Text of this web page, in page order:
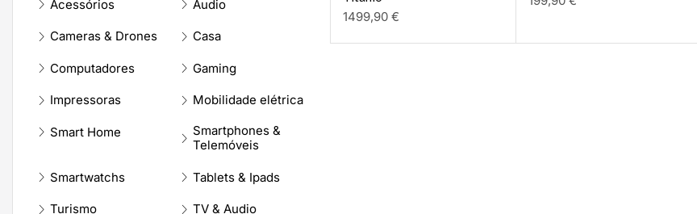
Acessórios Audio
Cameras & Drones Casa
Computadores Gaming
Impressoras Mobilidade elétrica
Smart Home
Smartphones &
Telemóveis
Smartwatchs Tablets & Ipads
Turismo TV & Audio
1499,90€